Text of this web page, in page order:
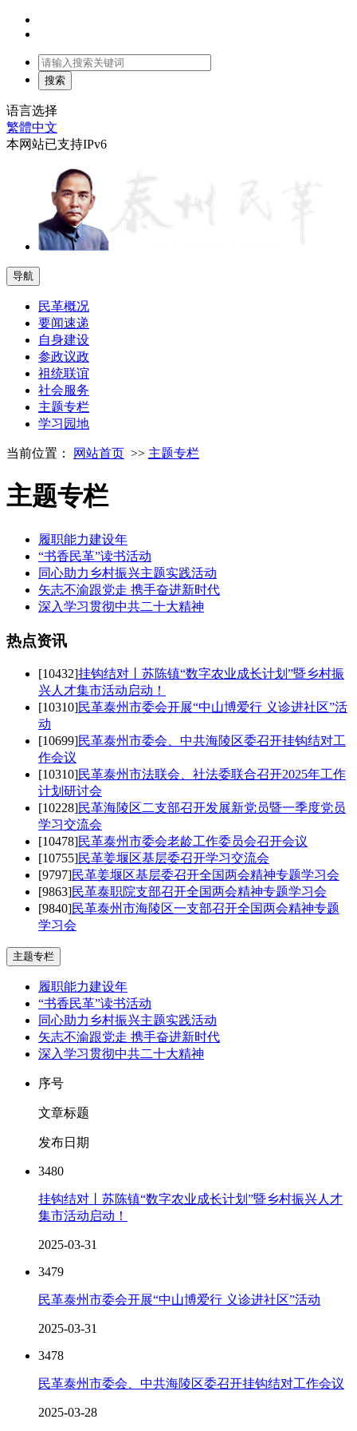
语言选择
繁體中文
本网站已支持IPv6
导航
民革概况
要闻速递
自身建设
参政议政
祖统联谊
社会服务
主题专栏
学习园地
当前位置： 网站首页 >> 主题专栏
主题专栏
履职能力建设年
“书香民革”读书活动
同心助力乡村振兴主题实践活动
矢志不渝跟党走 携手奋进新时代
深入学习贯彻中共二十大精神
热点资讯
[10432]挂钩结对丨苏陈镇“数字农业成长计划”暨乡村振
兴人才集市活动启动！
[10310]民革泰州市委会开展“中山博爱行 义诊进社区”活
动
[10699]民革泰州市委会、中共海陵区委召开挂钩结对工
作会议
[10310]民革泰州市法联会、社法委联合召开2025年工作
计划研讨会
[10228]民革海陵区二支部召开发展新党员暨一季度党员
学习交流会
[10478]民革泰州市委会老龄工作委员会召开会议
[10755]民革姜堰区基层委召开学习交流会
[9797]民革姜堰区基层委召开全国两会精神专题学习会
[9863]民革泰职院支部召开全国两会精神专题学习会
[9840]民革泰州市海陵区一支部召开全国两会精神专题
学习会
主题专栏
履职能力建设年
“书香民革”读书活动
同心助力乡村振兴主题实践活动
矢志不渝跟党走 携手奋进新时代
深入学习贯彻中共二十大精神
序号
文章标题
发布日期
3480
挂钩结对丨苏陈镇“数字农业成长计划”暨乡村振兴人才
集市活动启动！
2025-03-31
3479
民革泰州市委会开展“中山博爱行 义诊进社区”活动
2025-03-31
3478
民革泰州市委会、中共海陵区委召开挂钩结对工作会议
2025-03-28